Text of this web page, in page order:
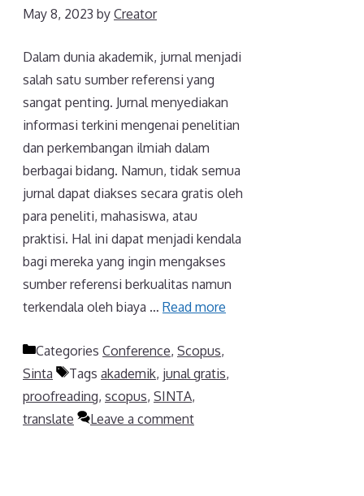
May 8, 2023 by Creator
Dalam dunia akademik, jurnal menjadi
salah satu sumber referensi yang
sangat penting. Jurnal menyediakan
informasi terkini mengenai penelitian
dan perkembangan ilmiah dalam
berbagai bidang. Namun, tidak semua
jurnal dapat diakses secara gratis oleh
para peneliti, mahasiswa, atau
praktisi. Hal ini dapat menjadi kendala
bagi mereka yang ingin mengakses
sumber referensi berkualitas namun
terkendala oleh biaya … Read more
Categories Conference, Scopus,
Sinta
Tags akademik, junal gratis,
proofreading, scopus, SINTA,
translate
Leave a comment